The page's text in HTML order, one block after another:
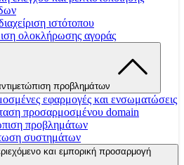
ιστότοπου
ολοκλήρωσης αγοράς
προβλημάτων
εφαρμογές και ενσωματώσεις
προσαρμοσμένου domain
προβλημάτων
συστημάτων
και εμπορική προσαρμογή